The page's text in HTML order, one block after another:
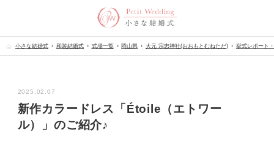
小さな結婚式 和装結婚式 式場一覧 岡山県 大元 宗忠神社(おおもとむねただ) 挙式レポート
2025.02.07
新作カラードレス「Étoile（エトワー
ル）」のご紹介♪